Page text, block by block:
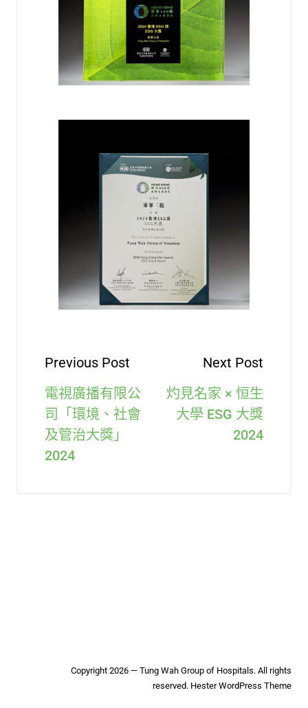
Previous Post
電視廣播有限公
司「環境、社會
及管治大獎」
2024
Next Post
灼見名家 × 恒生
大學 ESG 大獎
2024
Copyright 2026 — Tung Wah Group of Hospitals. All rights
reserved. Hester WordPress Theme